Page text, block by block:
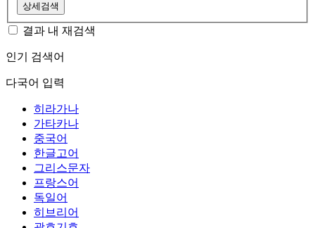
상세검색
결과 내 재검색
인기 검색어
다국어 입력
히라가나
가타카나
중국어
한글고어
그리스문자
프랑스어
독일어
히브리어